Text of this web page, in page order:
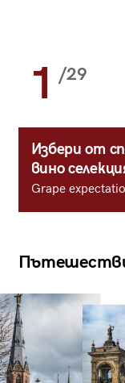
1 /29
Избери от
вино
Grape